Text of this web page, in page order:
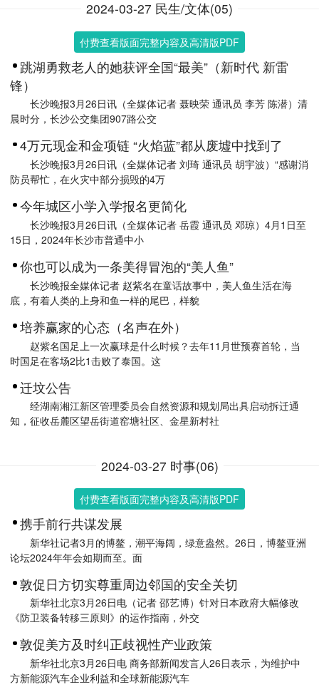
2024-03-27 民生/文体(05)
付费查看版面完整内容及高清版PDF
跳湖勇救老人的她获评全国“最美”（新时代 新雷
锋）
长沙晚报3月26日讯（全媒体记者 聂映荣 通讯员 李芳 陈潜）清
晨时分，长沙公交集团907路公交
4万元现金和金项链 “火焰蓝”都从废墟中找到了
长沙晚报3月26日讯（全媒体记者 刘琦 通讯员 胡宇波）“感谢消
防员帮忙，在火灾中部分损毁的4万
今年城区小学入学报名更简化
长沙晚报3月26日讯（全媒体记者 岳霞 通讯员 邓琼）4月1日至
15日，2024年长沙市普通中小
你也可以成为一条美得冒泡的“美人鱼”
长沙晚报全媒体记者 赵紫名在童话故事中，美人鱼生活在海
底，有着人类的上身和鱼一样的尾巴，样貌
培养赢家的心态（名声在外）
赵紫名国足上一次赢球是什么时候？去年11月世预赛首轮，当
时国足在客场2比1击败了泰国。这
迁坟公告
经湖南湘江新区管理委员会自然资源和规划局出具启动拆迁通
知，征收岳麓区望岳街道窑塘社区、金星新村社
2024-03-27 时事(06)
付费查看版面完整内容及高清版PDF
携手前行共谋发展
新华社记者3月的博鳌，潮平海阔，绿意盎然。26日，博鳌亚洲
论坛2024年年会如期而至。面
敦促日方切实尊重周边邻国的安全关切
新华社北京3月26日电（记者 邵艺博）针对日本政府大幅修改
《防卫装备转移三原则》的运作指南，外交
敦促美方及时纠正歧视性产业政策
新华社北京3月26日电 商务部新闻发言人26日表示，为维护中
方新能源汽车企业利益和全球新能源汽车